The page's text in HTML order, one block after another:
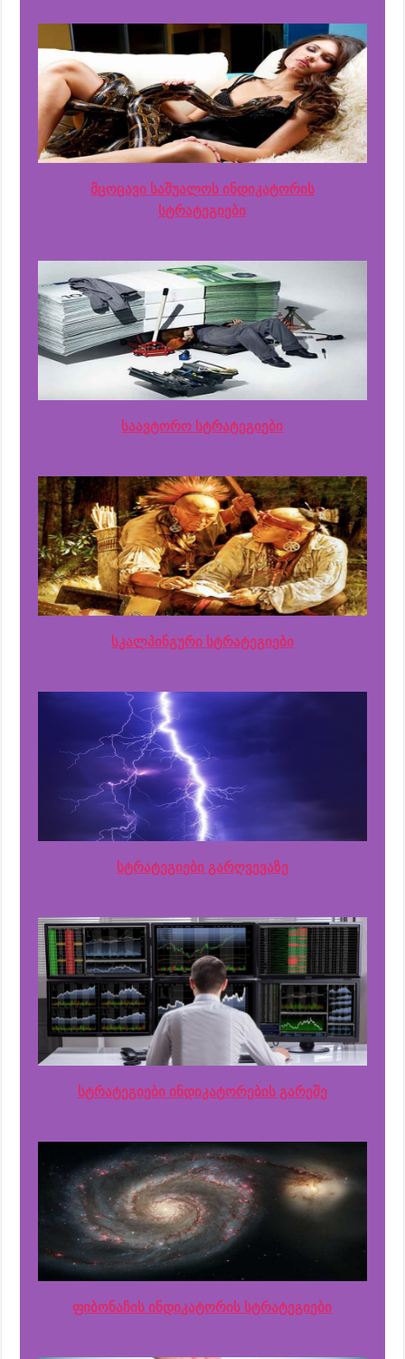
მცოცავი საშუალოს ინდიკატორის
სტრატეგიები
საავტორო სტრატეგიები
სკალპინგური სტრატეგიები
სტრატეგიები გარღვევაზე
სტრატეგიები ინდიკატორების გარეშე
ფიბონაჩის ინდიკატორის სტრატეგიები